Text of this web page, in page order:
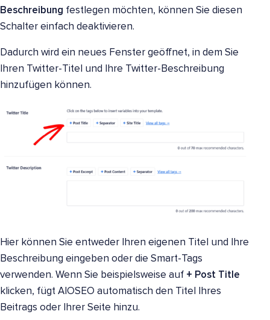
Beschreibung festlegen möchten, können Sie diesen
Schalter einfach deaktivieren.
Dadurch wird ein neues Fenster geöffnet, in dem Sie
Ihren Twitter-Titel und Ihre Twitter-Beschreibung
hinzufügen können.
Hier können Sie entweder Ihren eigenen Titel und Ihre
Beschreibung eingeben oder die Smart-Tags
verwenden. Wenn Sie beispielsweise auf + Post Title
klicken, fügt AIOSEO automatisch den Titel Ihres
Beitrags oder Ihrer Seite hinzu.